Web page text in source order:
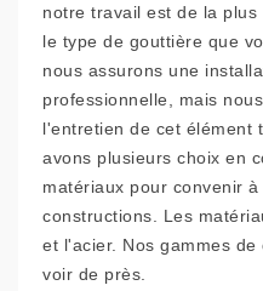
notre travail est de la
le type de gouttière que
nous assurons une
professionnelle, mais
l'entretien de cet élément
avons plusieurs choix en
matériaux pour convenir
constructions. Les
et l'acier. Nos gammes
voir de près.